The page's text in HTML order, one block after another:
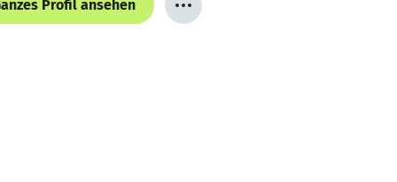
Profil ansehen